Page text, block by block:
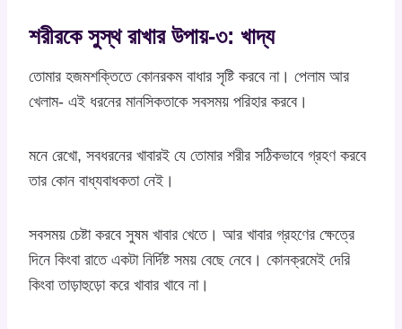
শরীরকে সুস্থ রাখার উপায়-৩: খাদ্য
তোমার হজমশক্তিতে কোনরকম বাধার সৃষ্টি করবে না। পেলাম আর
খেলাম- এই ধরনের মানসিকতাকে সবসময় পরিহার করবে।
মনে রেখো, সবধরনের খাবারই যে তোমার শরীর সঠিকভাবে গ্রহণ করবে
তার কোন বাধ্যবাধকতা নেই।
সবসময় চেষ্টা করবে সুষম খাবার খেতে। আর খাবার গ্রহণের ক্ষেত্রে
দিনে কিংবা রাতে একটা নির্দিষ্ট সময় বেছে নেবে। কোনক্রমেই দেরি
কিংবা তাড়াহুড়ো করে খাবার খাবে না।